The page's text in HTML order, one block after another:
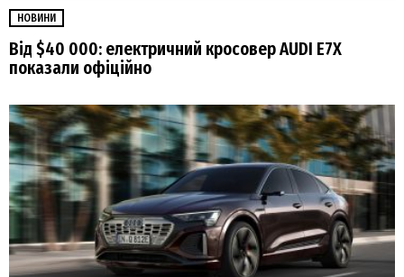
НОВИНИ
Від $40 000: електричний кросовер AUDI E7X
показали офіційно